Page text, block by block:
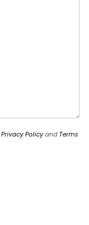
Privacy Policy and Terms